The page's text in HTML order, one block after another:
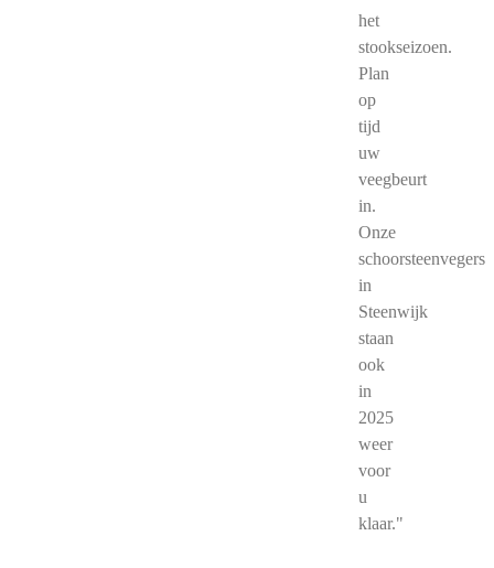
het
stookseizoen.
Plan
op
tijd
uw
veegbeurt
in.
Onze
schoorsteenvegers
in
Steenwijk
staan
ook
in
2025
weer
voor
u
klaar."